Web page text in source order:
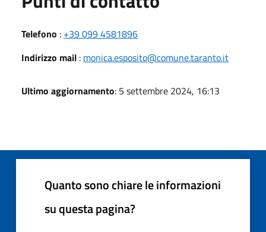
Telefono : +39 099 4581896
Indirizzo mail : monica.esposito@comune.taranto.it
Ultimo aggiornamento: 5 settembre 2024, 16:13
Quanto sono chiare le informazioni
su questa pagina?